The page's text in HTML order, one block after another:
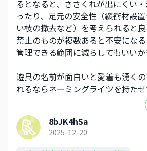
るとなると、ささくれが出にくい
ったり、足元の安全性（緩衝材設
い枝の撤去など）を考えられると
禁止のものが複数あると不安にな
管理できる範囲に減らしてもいいか
遊具の名前が面白いと愛着も湧く
れるならネーミングライツを持たせ
8bJK4hSa
2025-12-20